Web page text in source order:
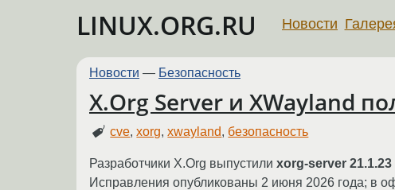
LINUX.ORG.RU Новости
Новости — Безопасность
X.Org Server и XWayland
cve,xorg,xwayland, безопасность
Разработчики X.Org выпустили xorg-server 21.1.23
Исправления опубликованы 2 июня 2026 года; в